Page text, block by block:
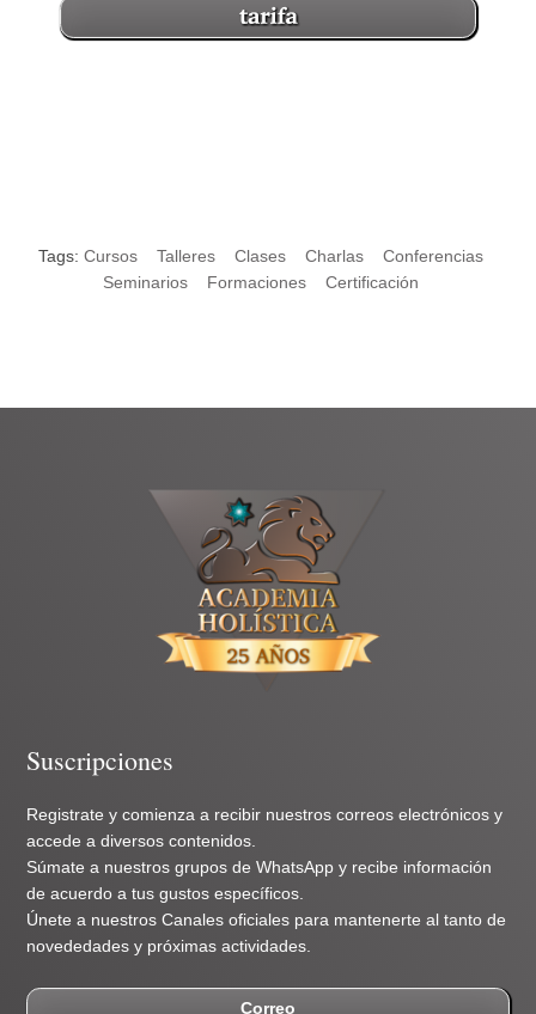
Tags: Cursos Talleres Clases Charlas
Conferencias
Seminarios
Formaciones Certificación
Suscripciones
Registrate y comienza a recibir nuestros correos electrónicos y
accede a diversos contenidos.
Súmate a nuestros grupos de WhatsApp y recibe información
de acuerdo a tus gustos específicos.
Únete a nuestros Canales oficiales para mantenerte al tanto de
novededades y próximas actividades.
Correo